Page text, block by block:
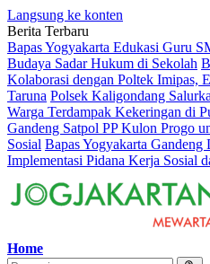
Langsung ke konten
Berita Terbaru
Bapas Yogyakarta Edukasi Guru
Budaya Sadar Hukum di Sekolah
Kolaborasi dengan Poltek Imipas,
Taruna Polsek Kaligondang
Warga Terdampak Kekeringan di
Gandeng Satpol PP Kulon Progo
Sosial Bapas Yogyakarta
Implementasi Pidana Kerja Sosial
Home